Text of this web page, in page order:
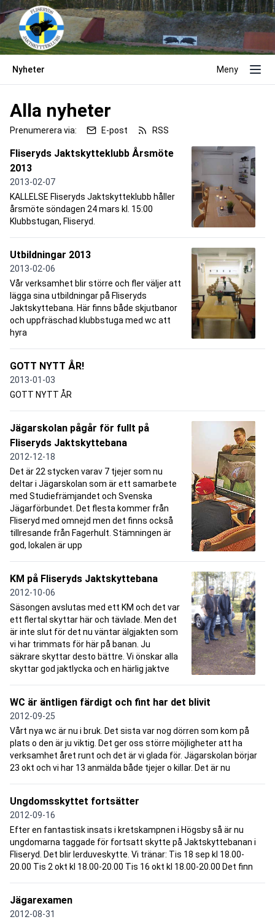
Nyheter Meny
Alla nyheter
Prenumerera via: E-post RSS
Fliseryds Jaktskytteklubb Årsmöte
2013
2013-02-07
KALLELSE Fliseryds Jaktskytteklubb håller
årsmöte söndagen 24 mars kl. 15:00
Klubbstugan, Fliseryd.
Utbildningar 2013
2013-02-06
Vår verksamhet blir större och fler väljer att
lägga sina utbildningar på Fliseryds
Jaktskyttebana. Här finns både skjutbanor
och uppfräschad klubbstuga med wc att
hyra
GOTT NYTT ÅR!
2013-01-03
GOTT NYTT ÅR
Jägarskolan pågår för fullt på
Fliseryds Jaktskyttebana
2012-12-18
Det är 22 stycken varav 7 tjejer som nu
deltar i Jägarskolan som är ett samarbete
med Studiefrämjandet och Svenska
Jägarförbundet. Det flesta kommer från
Fliseryd med omnejd men det finns också
tillresande från Fagerhult. Stämningen är
god, lokalen är upp
KM på Fliseryds Jaktskyttebana
2012-10-06
Säsongen avslutas med ett KM och det var
ett flertal skyttar här och tävlade. Men det
är inte slut för det nu väntar älgjakten som
vi har trimmats för här på banan. Ju
säkrare skyttar desto bättre. Vi önskar alla
skyttar god jaktlycka och en härlig jaktve
WC är äntligen färdigt och fint har det blivit
2012-09-25
Vårt nya wc är nu i bruk. Det sista var nog dörren som kom på
plats o den är ju viktig. Det ger oss större möjligheter att ha
verksamhet året runt och det är vi glada för. Jägarskolan börjar
23 okt och vi har 13 anmälda både tjejer o killar. Det är nu
Ungdomsskyttet fortsätter
2012-09-16
Efter en fantastisk insats i kretskampnen i Högsby så är nu
ungdomarna taggade för fortsatt skytte på Jaktskyttebanan i
Fliseryd. Det blir lerduveskytte. Vi tränar: Tis 18 sep kl 18.00-
20.00 Tis 2 okt kl 18.00-20.00 Tis 16 okt kl 18.00-20.00 Det finn
Jägarexamen
2012-08-31